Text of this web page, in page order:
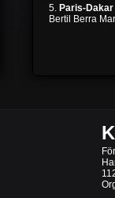
5. Paris-Dakar
Bertil Berra